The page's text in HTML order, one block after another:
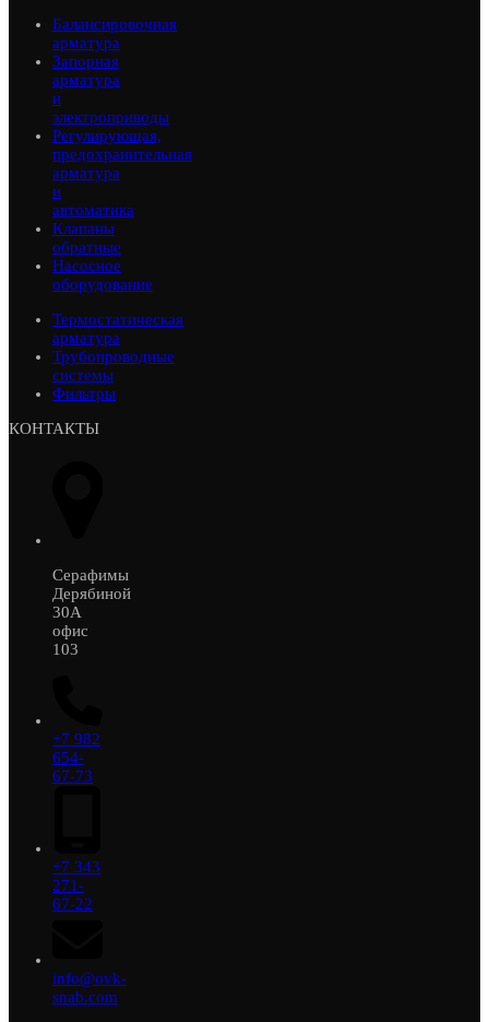
Балансировочная
арматура
Запорная
арматура
и
электроприводы
Регулирующая,
предохранительная
арматура
и
автоматика
Клапаны
обратные
Насосное
оборудование
Термостатическая
арматура
Трубопроводные
системы
Фильтры
КОНТАКТЫ
Серафимы
Дерябиной
30А
офис
103
+7 982
654-
67-73
+7 343
271-
67-22
info@ovk-
snab.com